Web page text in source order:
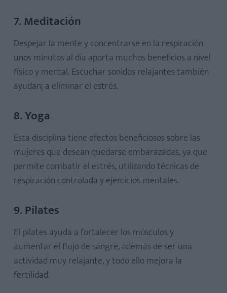
7. Meditación
Despejar la mente y concentrarse en la respiración
unos minutos al día aporta muchos beneficios a nivel
físico y mental. Escuchar sonidos relajantes también
ayudan¡ a eliminar el estrés.
8. Yoga
Esta disciplina tiene efectos beneficiosos sobre las
mujeres que desean quedarse embarazadas, ya que
permite combatir el estrés, utilizando técnicas de
respiración controlada y ejercicios mentales.
9. Pilates
El pilates ayuda a fortalecer los músculos y
aumentar el flujo de sangre, además de ser una
actividad muy relajante, y todo ello mejora la
fertilidad.